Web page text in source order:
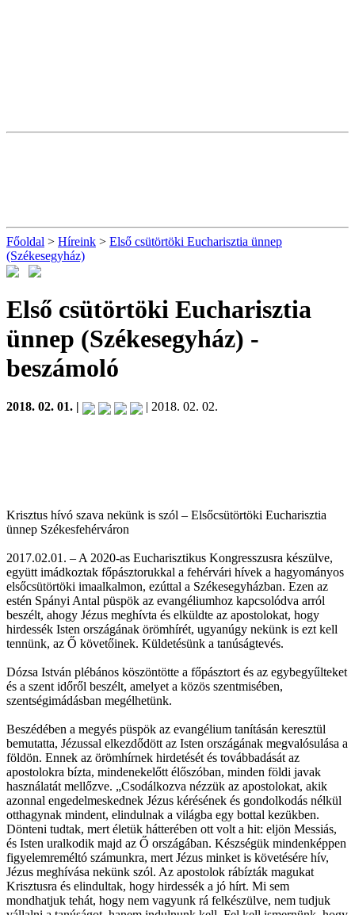
Főoldal > Híreink > Első csütörtöki Eucharisztia ünnep
(Székesegyház)
Első csütörtöki Eucharisztia
ünnep (Székesegyház) -
beszámoló
2018. 02. 01. | | 2018. 02. 02.
Krisztus hívó szava nekünk is szól – Elsőcsütörtöki Eucharisztia
ünnep Székesfehérváron
2017.02.01. – A 2020-as Eucharisztikus Kongresszusra készülve,
együtt imádkoztak főpásztorukkal a fehérvári hívek a hagyományos
elsőcsütörtöki imaalkalmon, ezúttal a Székesegyházban. Ezen az
estén Spányi Antal püspök az evangéliumhoz kapcsolódva arról
beszélt, ahogy Jézus meghívta és elküldte az apostolokat, hogy
hirdessék Isten országának örömhírét, ugyanúgy nekünk is ezt kell
tennünk, az Ő követőinek. Küldetésünk a tanúságtevés.
Dózsa István plébános köszöntötte a főpásztort és az egybegyűlteket
és a szent időről beszélt, amelyet a közös szentmisében,
szentségimádásban megélhetünk.
Beszédében a megyés püspök az evangélium tanításán keresztül
bemutatta, Jézussal elkezdődött az Isten országának megvalósulása a
földön. Ennek az örömhírnek hirdetését és továbbadását az
apostolokra bízta, mindenekelőtt élőszóban, minden földi javak
használatát mellőzve. „Csodálkozva nézzük az apostolokat, akik
azonnal engedelmeskednek Jézus kérésének és gondolkodás nélkül
otthagynak mindent, elindulnak a világba egy bottal kezükben.
Dönteni tudtak, mert életük hátterében ott volt a hit: eljön Messiás,
és Isten uralkodik majd az Ő országában. Készségük mindenképpen
figyelemreméltó számunkra, mert Jézus minket is követésére hív,
Jézus meghívása nekünk szól. Az apostolok rábízták magukat
Krisztusra és elindultak, hogy hirdessék a jó hírt. Mi sem
mondhatjuk tehát, hogy nem vagyunk rá felkészülve, nem tudjuk